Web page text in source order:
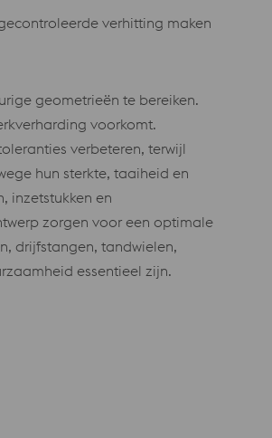
verhitting maken
geometrieën te bereiken.
voorkomt.
verbeteren, terwijl
hun sterkte, taaiheid en
inzetstukken en
zorgen voor een optimale
drijfstangen, tandwielen,
essentieel zijn.